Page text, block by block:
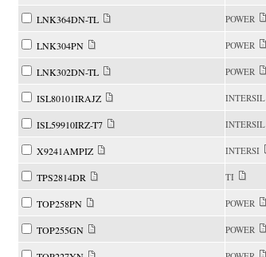
LNK364DN-TL POWER
LNK304PN POWER
LNK302DN-TL POWER
ISL80101IRAJZ INTERSIL
ISL59910IRZ-T7 INTERSIL
X9241AMPIZ INTERSI
TPS2814DR TI
TOP258PN POWER
TOP255GN POWER